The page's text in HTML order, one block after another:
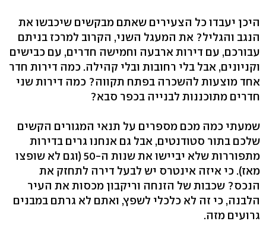
היכן יעבדו כל הצעירים שאתם מבקשים שיכבשו את
הנגב והגליל? את המעגל השני, הקרוב למרכז בניתם
עבורכם, עם דירות ארבעה וחמישה חדרים, עם כבישים
וקניונים, אבל בלי רחובות ובלי קהילה. כמה דירות חדר
אחד מוצעות להשכרה בפתח תקווה? כמה דירות שני
חדרים מתוכננות לבנייה בכפר סבא?
שמעתי כמה מכם מספרים על תנאי המגורים הקשים
שלכם בתור סטודנטים, אבל גם אנחנו גרים בדירות
מתפוררות שלא יביישו את שנות ה-50 (וגם לא שופצו
מאז). כי איזה אינטרס יש לבעל דירה לתחזק את
הנכס? שכבות של הזנחה וריקבון מכסות את העיר
הלבנה, כי זה לא כלכלי לשפץ, ואתם לא גרתם במבנים
גרועים מזה.